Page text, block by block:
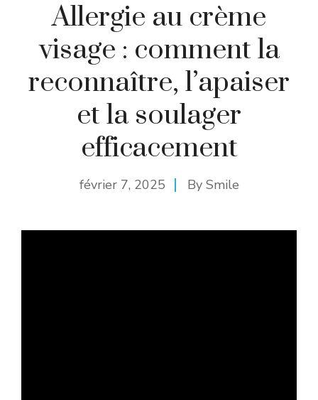
Allergie au crème
visage : comment la
reconnaître, l’apaiser
et la soulager
efficacement
février 7, 2025 By Smile